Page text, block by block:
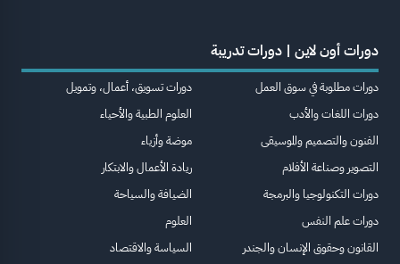
دورات أون لاين | دورات تدريبة
دورات مطلوبة في سوق العمل
دورات اللغات والأدب
الفنون والتصميم والموسيقى
التصوير وصناعة الأفلام
دورات التكنولوجيا والبرمجة
دورات علم النفس
القانون وحقوق الإنسان والجندر
دورات تسويق، أعمال، وتمويل
العلوم الطبية والأحياء
موضة وأزياء
ريادة الأعمال والابتكار
الضيافة والسياحة
العلوم
السياسة والاقتصاد